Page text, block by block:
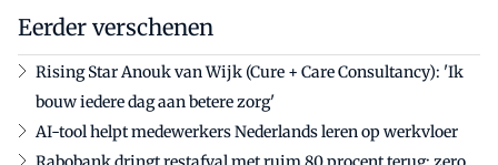
Eerder verschenen
Rising Star Anouk van Wijk (Cure + Care Consultancy): 'Ik
bouw iedere dag aan betere zorg'
AI-tool helpt medewerkers Nederlands leren op werkvloer